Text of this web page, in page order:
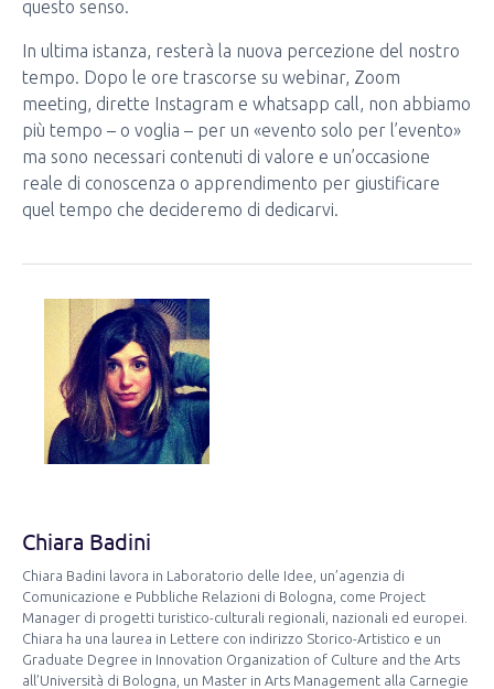
questo senso.
In ultima istanza, resterà la nuova percezione del nostro
tempo. Dopo le ore trascorse su webinar, Zoom
meeting, dirette Instagram e whatsapp call, non abbiamo
più tempo – o voglia – per un «evento solo per l’evento»
ma sono necessari contenuti di valore e un’occasione
reale di conoscenza o apprendimento per giustificare
quel tempo che decideremo di dedicarvi.
Chiara Badini
Chiara Badini lavora in Laboratorio delle Idee, un’agenzia di
Comunicazione e Pubbliche Relazioni di Bologna, come Project
Manager di progetti turistico-culturali regionali, nazionali ed europei.
Chiara ha una laurea in Lettere con indirizzo Storico-Artistico e un
Graduate Degree in Innovation Organization of Culture and the Arts
all’Università di Bologna, un Master in Arts Management alla Carnegie